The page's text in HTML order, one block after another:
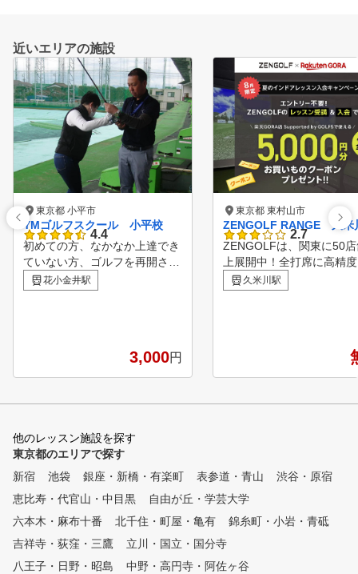
近いエリアの施設
東京都 小平市
YMゴルフスクール 小平校
4.4
初めての方、なかなか上達でき
ていない方、ゴルフを再開され
る方、などなどご希望、お悩み
、お聞きし、個々にレッスンを
ようになりたい！、それぞれの
花小金井駅
3,000円
東京都 東村山市
ZENGOLF RANGE 久米
2.7
ZENGOLFは、関東に50
上展開中！全打席に高精
ュレーターを完備したレ
受け放題・レンジ使い放
度でも受けられて、短期
ミュレーター設置 高精度
数値化され、ゴルフの現
題が「見える化」されま
た、毎回自動的に2方向か
イング撮影しており、ス
ームを客観的かつ詳細に
ることができます。 ②シミュ
久米川駅
他のレッスン施設を探す
東京都のエリアで探す
新宿
池袋 銀座・新橋・有楽町 表参道・青山
渋谷・原宿
恵比寿・代官山・中目黒
自由が丘・学芸大学
六本木・麻布十番
北千住・町屋・亀有
錦糸町・小岩・青砥
吉祥寺・荻窪・三鷹
立川・国立・国分寺
八王子・日野・昭島
中野・高円寺・阿佐ヶ谷